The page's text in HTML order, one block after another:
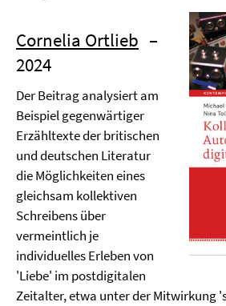
Cornelia Ortlieb –
2024
Der Beitrag analysiert am
Beispiel gegenwärtiger
Erzähltexte der britischen
und deutschen Literatur
die Möglichkeiten eines
gleichsam kollektiven
Schreibens über
vermeintlich je
individuelles Erleben von
'Liebe' im postdigitalen
Zeitalter, etwa unter der Mitwirkung